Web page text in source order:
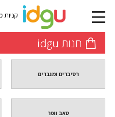
קניות
חנות idgu
רסיברים ומגברים
סאב וופר